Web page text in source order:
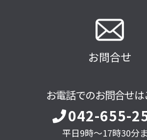
お問合せ
お電話でのお問合せは
042-655-
平日9時～17時30分